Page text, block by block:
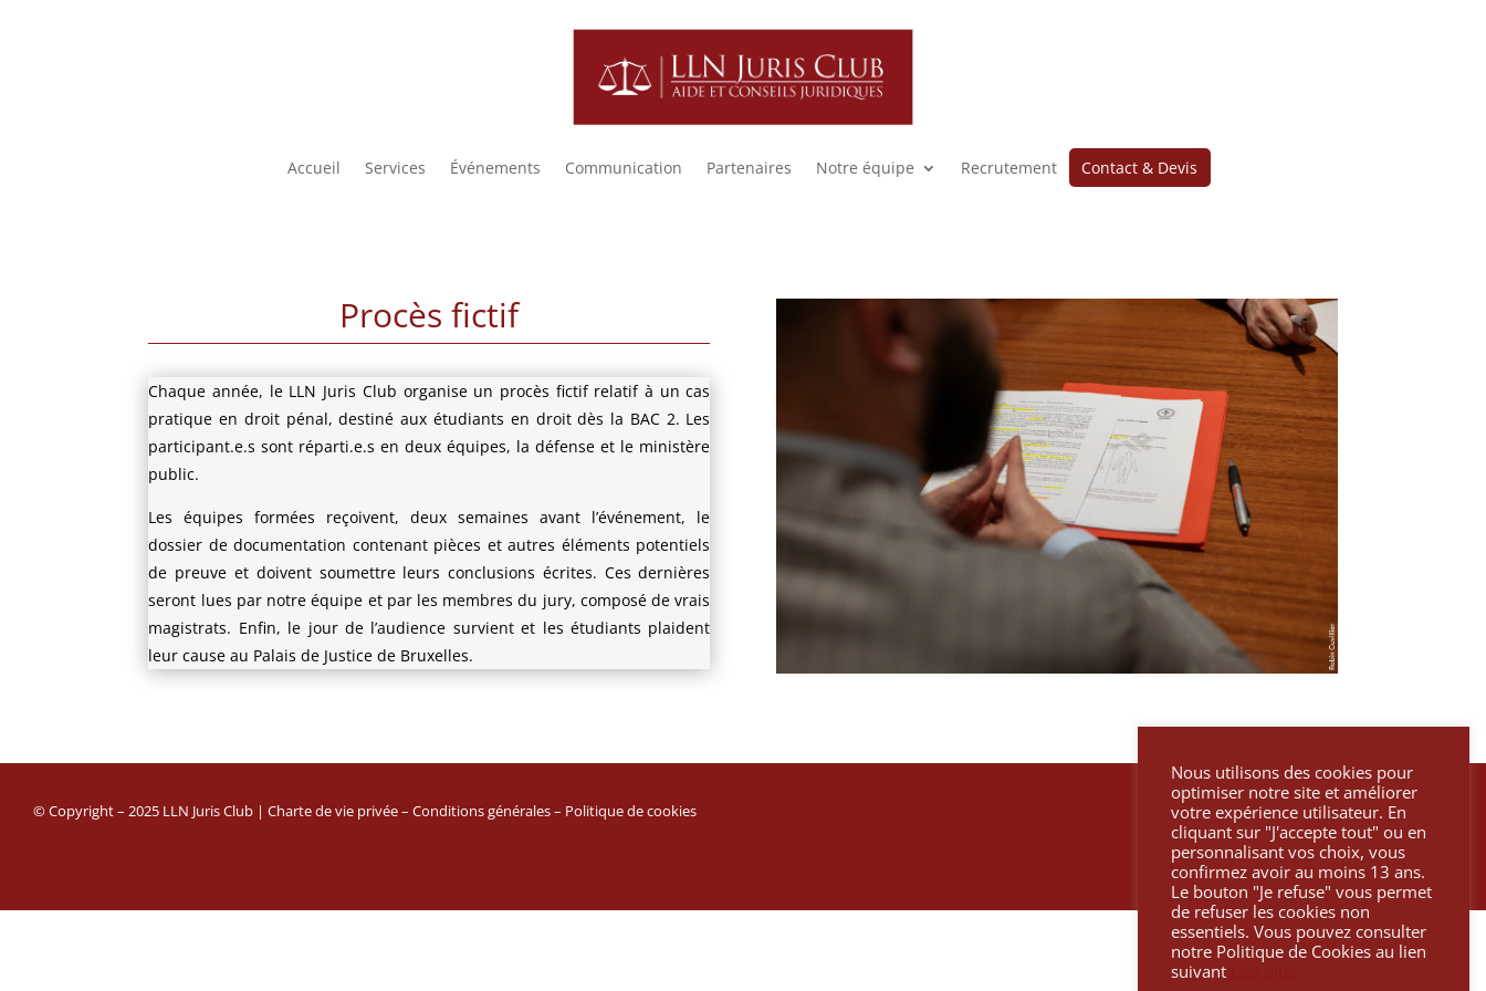
Accueil Services Événements Communication Partenaires Notre équipe Recrutement Contact & Devis
Procès fictif
Chaque année, le LLN Juris Club organise un procès fictif relatif à un cas
pratique en droit pénal, destiné aux étudiants en droit dès la BAC 2. Les
participant.e.s sont réparti.e.s en deux équipes, la défense et le ministère
public.
Les équipes formées reçoivent, deux semaines avant l’événement, le
dossier de documentation contenant pièces et autres éléments potentiels
de preuve et doivent soumettre leurs conclusions écrites. Ces dernières
seront lues par notre équipe et par les membres du jury, composé de vrais
magistrats. Enfin, le jour de l’audience survient et les étudiants plaident
leur cause au Palais de Justice de Bruxelles.
© Copyright – 2025 LLN Juris Club | Charte de vie privée– Conditions générales– Politique de cookies
Nous utilisons des cookies pour
optimiser notre site et améliorer
votre expérience utilisateur. En
cliquant sur "J'accepte tout" ou en
personnalisant vos choix, vous
confirmez avoir au moins 13 ans.
Le bouton "Je refuse" vous permet
de refuser les cookies non
essentiels. Vous pouvez consulter
notre Politique de Cookies au lien
suivant